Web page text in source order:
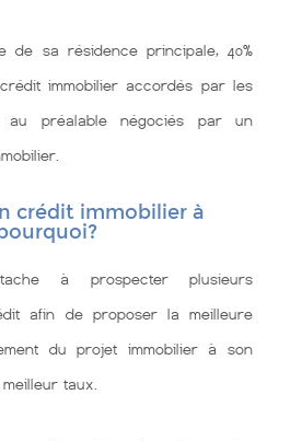
de sa résidence principale, 40%
immobilier accordés par les
au préalable négociés par un
crédit immobilier à
à prospecter plusieurs
afin de proposer la meilleure
du projet immobilier à son
taux.